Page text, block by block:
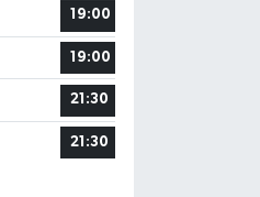
19:00
19:00
21:30
21:30